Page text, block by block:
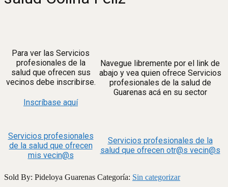
Para ver las Servicios
profesionales de la
salud que ofrecen sus
vecinos debe inscribirse.
Inscríbase aquí
Navegue libremente por el link de
abajo y vea quien ofrece Servicios
profesionales de la salud de
Guarenas acá en su sector
Servicios profesionales
de la salud que ofrecen
mis vecin@s
Servicios profesionales de la
salud que ofrecen otr@s vecin@s
Sold By: Pideloya Guarenas Categoría: Sin categorizar